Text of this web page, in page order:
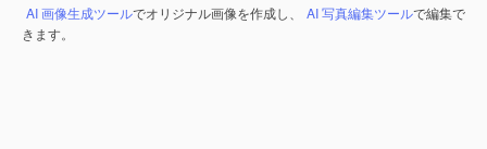
AI 画像生成ツールでオリジナル画像を作成し、 AI 写真編集ツールで編集で
きます。